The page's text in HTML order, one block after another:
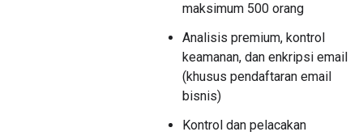
maksimum 500 orang
Analisis premium, kontrol
keamanan, dan enkripsi email
(khusus pendaftaran email
bisnis)
Kontrol dan pelacakan